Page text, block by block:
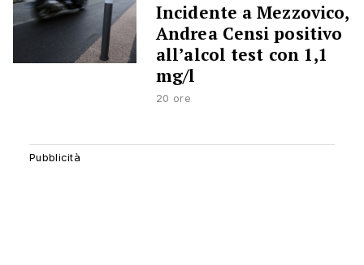
Incidente a Mezzovico,
Andrea Censi positivo
all’alcol test con 1,1
mg/l
20 ore